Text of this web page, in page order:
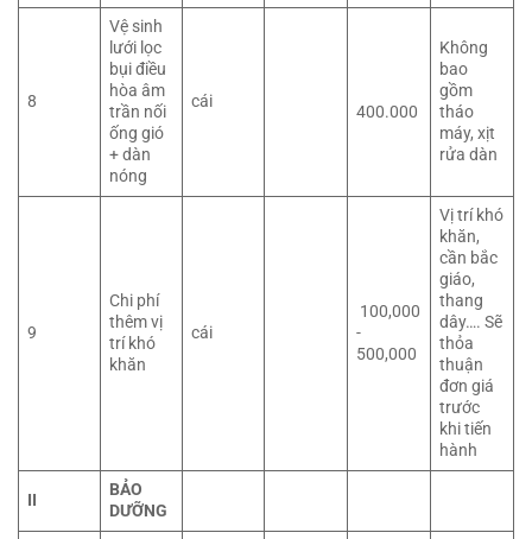
8
Vệ sinh
lưới lọc
bụi điều
hòa âm
trần nối
ống gió
+ dàn
nóng
cái
400.000
Không
bao
gồm
tháo
máy, xịt
rửa dàn
9
Chi phí
thêm vị
trí khó
khăn
cái
100,000
-
500,000
Vị trí khó
khăn,
cần bắc
giáo,
thang
dây…. Sẽ
thỏa
thuận
đơn giá
trước
khi tiến
hành
II
BẢO
DƯỠNG